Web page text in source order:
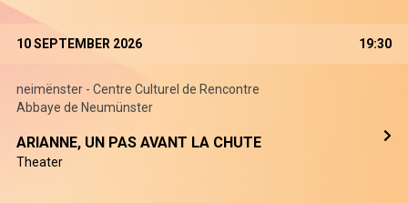
10 SEPTEMBER 2026 19:30
neimënster - Centre Culturel de Rencontre
Abbaye de Neumünster
ARIANNE, UN PAS AVANT LA CHUTE
Theater